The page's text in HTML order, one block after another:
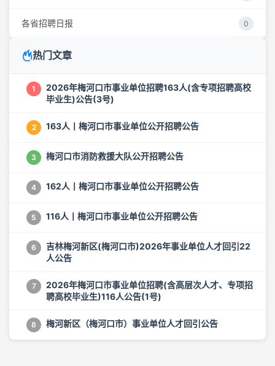
各省招聘日报 0
热门文章
1
2026年梅河口市事业单位招聘163人(含专项招聘高校
毕业生)公告(3号)
2 163人丨梅河口市事业单位公开招聘公告
3 梅河口市消防救援大队公开招聘公告
4 162人丨梅河口市事业单位公开招聘公告
5 116人丨梅河口市事业单位公开招聘公告
6
吉林梅河新区(梅河口市)2026年事业单位人才回引22
人公告
7
2026年梅河口市事业单位招聘(含高层次人才、专项招
聘高校毕业生)116人公告(1号)
8 梅河新区（梅河口市）事业单位人才回引公告